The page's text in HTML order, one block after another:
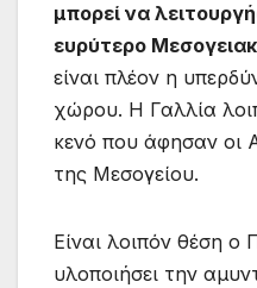
μπορεί να
ευρύτερο
είναι πλέον η
χώρου. Η Γαλλία
κενό που άφησαν οι
της Μεσογείου.
Είναι λοιπόν θέση
υλοποιήσει την